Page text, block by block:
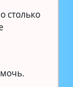
столько